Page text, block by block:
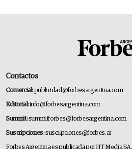
Contactos
Comercial:publicidad@forbesargentina.com
Editorial:info@forbesargentina.com
Summit:summitforbes@forbesargentina.com
Suscripciones:suscripciones@forbes.ar
Forbes Argentina es publicada por HT Media SA.